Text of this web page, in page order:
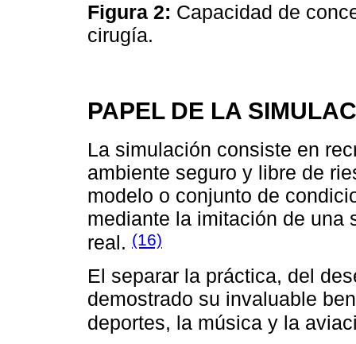
Figura 2: Capacidad de
cirugía.
PAPEL DE LA
La simulación consiste en
ambiente seguro y libre de
modelo o conjunto de
mediante la imitación de una
real. (16)
El separar la práctica, del
demostrado su invaluable
deportes, la música y la